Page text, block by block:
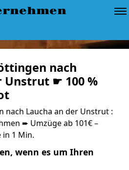
nach
Unstrut ☛ 100 %
nach Laucha an der Unstrut :
➨ Umzüge ab 101€ –
in 1 Min.
wenn es um Ihren